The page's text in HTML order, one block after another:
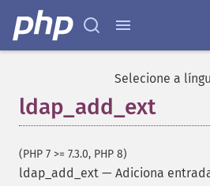
Selecione a
ldap_add_ext
(PHP 7 >= 7.3.0, PHP 8)
ldap_add_ext — Adiciona